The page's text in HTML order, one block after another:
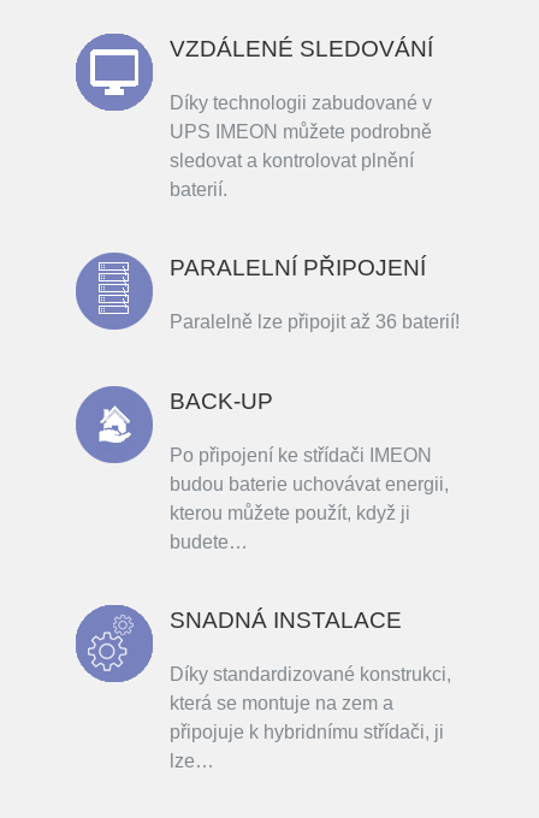
VZDÁLENÉ SLEDOVÁNÍ
Díky technologii zabudované v
UPS IMEON můžete podrobně
sledovat a kontrolovat plnění
baterií.
PARALELNÍ PŘIPOJENÍ
Paralelně lze připojit až 36 baterií!
BACK-UP
Po připojení ke střídači IMEON
budou baterie uchovávat energii,
kterou můžete použít, když ji
budete…
SNADNÁ INSTALACE
Díky standardizované konstrukci,
která se montuje na zem a
připojuje k hybridnímu střídači, ji
lze…